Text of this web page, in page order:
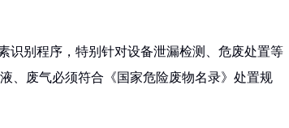
识别程序，特别针对设备泄漏检测、危废处置等
、废气必须符合《国家危险废物名录》处置规